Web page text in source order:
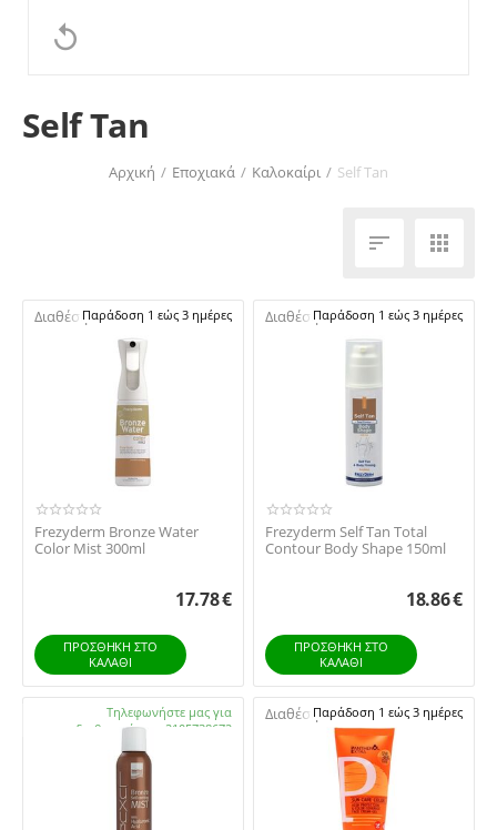

Self Tan
Αρχική / Εποχιακά / Καλοκαίρι / Self Tan
 
Διαθέσιμο:Παράδοση 1 εώς 3 ημέρες
Frezyderm Bronze Water
Color Mist 300ml
17.78€
ΠΡΟΣΘΉΚΗ ΣΤΟ
ΚΑΛΆΘΙ
Διαθέσιμο:Παράδοση 1 εώς 3 ημέρες
Frezyderm Self Tan Total
Contour Body Shape 150ml
18.86€
ΠΡΟΣΘΉΚΗ ΣΤΟ
ΚΑΛΆΘΙ
Τηλεφωνήστε μας για
διαθεσιμότητα 2105738672
Διαθέσιμο:Παράδοση 1 εώς 3 ημέρες